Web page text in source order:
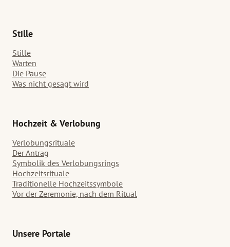
Stille
Stille
Warten
Die Pause
Was nicht gesagt wird
Hochzeit & Verlobung
Verlobungsrituale
Der Antrag
Symbolik des Verlobungsrings
Hochzeitsrituale
Traditionelle Hochzeitssymbole
Vor der Zeremonie, nach dem Ritual
Unsere Portale